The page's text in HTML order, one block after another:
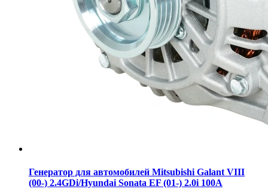
Генератор для автомобилей Mitsubishi Galant VIII
(00-) 2.4GDi/Hyundai Sonata EF (01-) 2.0i 100A